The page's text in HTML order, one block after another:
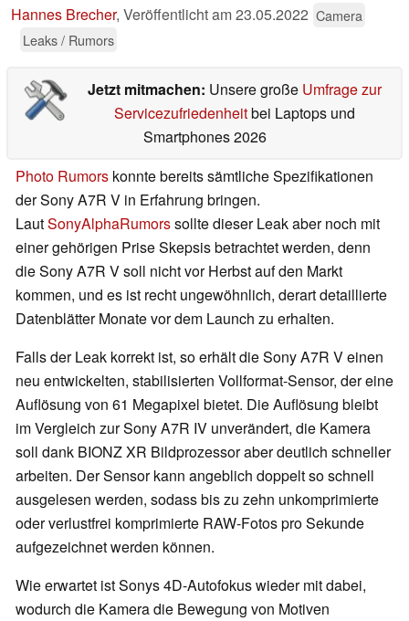
Hannes Brecher, Veröffentlicht am23.05.2022 Camera
Leaks / Rumors
Jetzt mitmachen: Unsere große Umfrage zur
Servicezufriedenheitbei Laptops und
Smartphones 2026
Photo Rumors konnte bereits sämtliche Spezifikationen
der Sony A7R V in Erfahrung bringen.
LautSonyAlphaRumorssollte dieser Leak aber noch mit
einer gehörigen Prise Skepsis betrachtet werden, denn
die Sony A7R V soll nicht vor Herbst auf den Markt
kommen, und es ist recht ungewöhnlich, derart detaillierte
Datenblätter Monate vor dem Launch zu erhalten.
Falls der Leak korrekt ist, so erhält die Sony A7R V einen
neu entwickelten, stabilisierten Vollformat-Sensor, der eine
Auflösung von 61 Megapixel bietet. Die Auflösung bleibt
im Vergleich zur Sony A7R IV unverändert, die Kamera
soll dank BIONZ XR Bildprozessor aber deutlich schneller
arbeiten. Der Sensor kann angeblich doppelt so schnell
ausgelesen werden, sodass bis zu zehn unkomprimierte
oder verlustfrei komprimierte RAW-Fotos pro Sekunde
aufgezeichnet werden können.
Wie erwartet ist Sonys 4D-Autofokus wieder mit dabei,
wodurch die Kamera die Bewegung von Motiven